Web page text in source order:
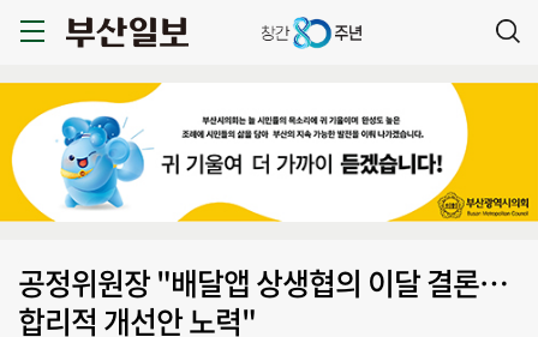
공정위원장 "배달앱 상생협의 이달 결론…
합리적 개선안 노력"